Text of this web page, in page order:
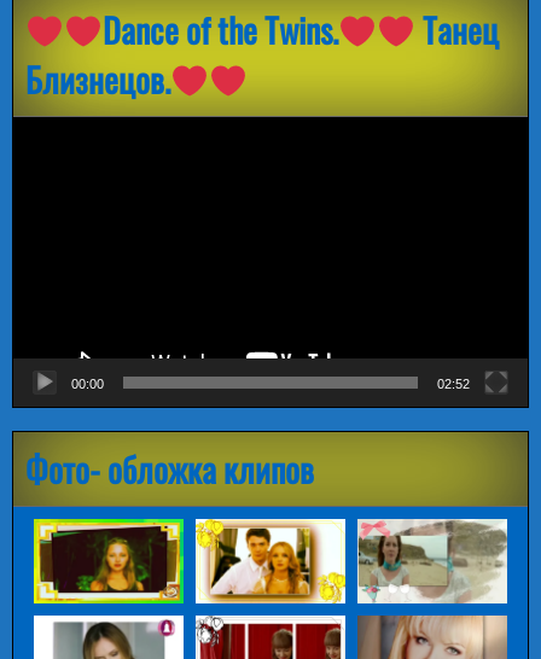
Dance of the Twins.
Танец
Близнецов.
00:00 02:52
Фото- обложка клипов